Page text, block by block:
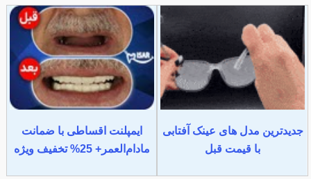
جدیدترین مدل های عینک آفتابی
با قیمت قبل
ایمپلنت اقساطی با ضمانت
مادام‌العمر+ 25% تخفیف ویژه